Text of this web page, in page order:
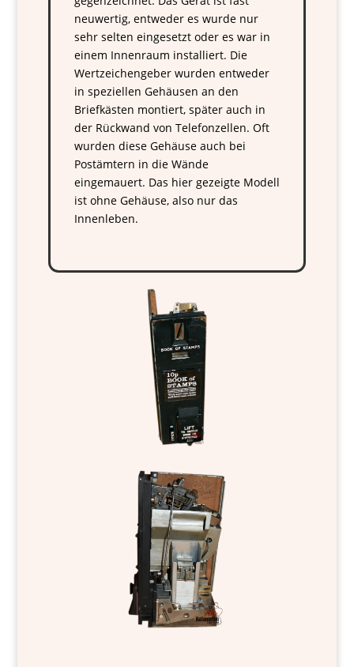
neuwertig, entweder es wurde nur
sehr selten eingesetzt oder es war in
einem Innenraum installiert. Die
Wertzeichengeber wurden entweder
in speziellen Gehäusen an den
Briefkästen montiert, später auch in
der Rückwand von Telefonzellen. Oft
wurden diese Gehäuse auch bei
Postämtern in die Wände
eingemauert. Das hier gezeigte Modell
ist ohne Gehäuse, also nur das
Innenleben.